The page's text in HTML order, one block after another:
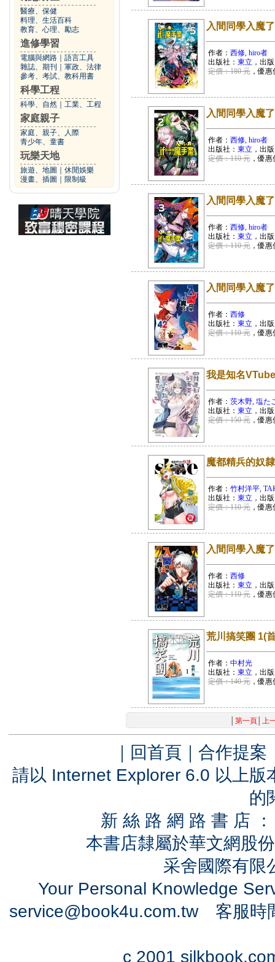
醫療、保健
料理、生活百科
教育、心理、勵志
進修學習
電腦與網路
語言工具
雜誌、期刊
軍政、法律
參考、考試、教科用書
科學工程
科學、自然 工業、工程
家庭親子
家庭、親子、人際
青少年、童書
玩樂天地
旅遊、地圖
休閒娛樂
漫畫、插圖
限制級
入間同學入魔
作者： 西修, hiro者
出版社： 東立 ，出
定價：180 元，優惠
入間同學入魔
作者： 西修, hiro者
出版社： 東立 ，出
定價：110 元，優惠
入間同學入魔
作者： 西修, hiro者
出版社： 東立 ，出
定價：110 元，優惠
入間同學入魔
作者： 西修
出版社： 東立 ，出
定價：110 元，優惠
我是知名
作者： 茨木野, 塩た
出版社： 東立 ，出
定價：150 元，優惠
魔都精兵的奴
作者： 竹村洋平,
出版社： 東立 ，出
定價：110 元，優惠
入間同學入魔
作者： 西修
出版社： 東立 ，出
定價：110 元，優惠
荒川搞笑團 1(
作者： 中村光
出版社： 東立 ，出
定價：140 元，優惠
第一頁│ 上
｜ 回首頁 ｜ 合作提案
請以 Internet Explorer 6.0 以上
的
新 絲 路 網 路 書 店
本書店隸屬於華文網股
采舍國際有
Your Personal Knowledge
service@book4u.com.tw客服時
c 2001